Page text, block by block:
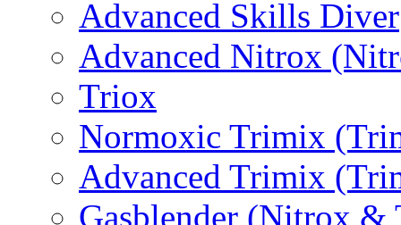
Advanced Skills Diver
Advanced Nitrox
Triox
Normoxic Trimix
Advanced Trimix
Gasblender (Nitrox